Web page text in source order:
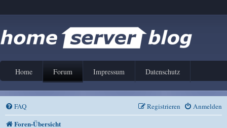
Home Forum Impressum Datenschutz
FAQ Anmelden
Registrieren
Foren-Übersicht